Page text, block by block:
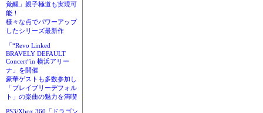
覚醒」親子極道も実現可
能！
様々な点でパワーアップ
したシリーズ最新作
「“Revo Linked
BRAVELY DEFAULT
Concert”in 横浜アリー
ナ」を開催
豪華ゲストも多数参加し
「ブレイブリーデフォル
ト」の楽曲の魅力を満喫
PS3/Xbox 360「ドラゴン